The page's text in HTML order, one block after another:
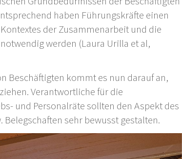
haben Führungskräfte einen
der Zusammenarbeit und die
werden (Laura Urilla et al,
Beschäftigten kommt es nun darauf an,
Verantwortliche für die
und Personalräte sollten den Aspekt des
sehr bewusst gestalten.